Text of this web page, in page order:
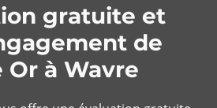
gratuite et
de
Or à Wavre